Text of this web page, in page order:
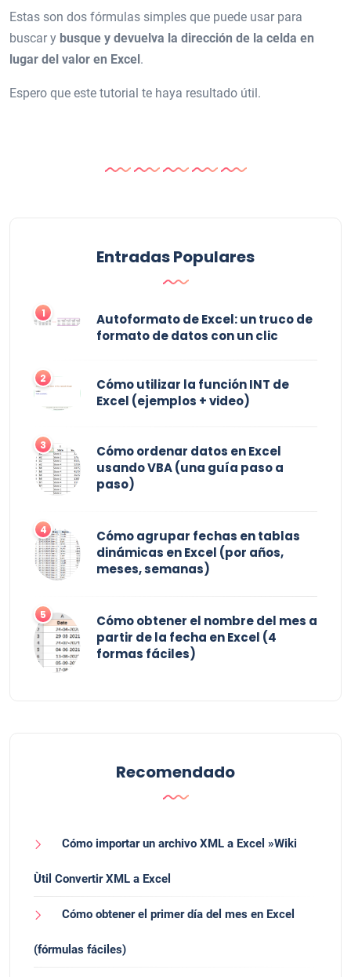
Estas son dos fórmulas simples que puede usar para
buscar y busque y devuelva la dirección de la celda en
lugar del valor en Excel .
Espero que este tutorial te haya resultado útil.
Entradas Populares
1
Autoformato de Excel: un truco de
formato de datos con un clic
2
Cómo utilizar la función INT de
Excel (ejemplos + video)
3
Cómo ordenar datos en Excel
usando VBA (una guía paso a
paso)
4
Cómo agrupar fechas en tablas
dinámicas en Excel (por años,
meses, semanas)
5
Cómo obtener el nombre del mes a
partir de la fecha en Excel (4
formas fáciles)
Recomendado
Cómo importar un archivo XML a Excel »Wiki
Ùtil Convertir XML a Excel
Cómo obtener el primer día del mes en Excel
(fórmulas fáciles)